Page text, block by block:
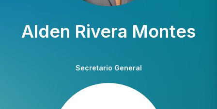
Alden Rivera Montes
Secretario General